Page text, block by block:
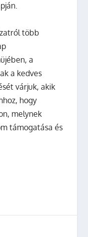
több
a
a kedves
várjuk, akik
hogy
melynek
támogatása és